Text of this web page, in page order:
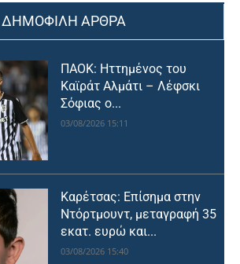
ΔΗΜΟΦΙΛΗ ΑΡΘΡΑ
ΠΑΟΚ: Ηττημένος του
Καϊράτ Αλμάτι – Λέφσκι
Σόφιας ο...
03/08/2026 15:11
Καρέτσας: Επίσημα στην
Ντόρτμουντ, μεταγραφή 35
εκατ. ευρώ και...
03/08/2026 15:40